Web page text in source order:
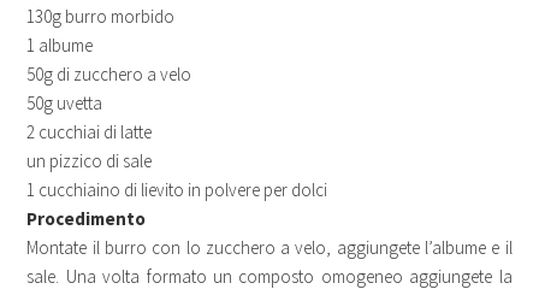
130g burro morbido
1 albume
50g di zucchero a velo
50g uvetta
2 cucchiai di latte
un pizzico di sale
1 cucchiaino di lievito in polvere per dolci
Procedimento
Montate il burro con lo zucchero a velo, aggiungete l’albume e il
sale. Una volta formato un composto omogeneo aggiungete la